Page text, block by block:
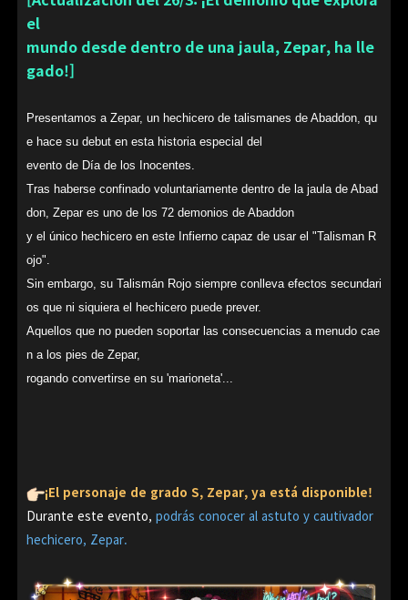
el
mundo desde dentro de una jaula, Zepar, ha lle
gado!]
Presentamos a Zepar, un hechicero de talismanes de Abaddon, qu
e hace su debut en esta historia especial del
evento de Día de los Inocentes.
Tras haberse confinado voluntariamente dentro de la jaula de Abad
don, Zepar es uno de los 72 demonios de Abaddon
y el único hechicero en este Infierno capaz de usar el "Talisman R
ojo".
Sin embargo, su Talismán Rojo siempre conlleva efectos secundari
os que ni siquiera el hechicero puede prever.
Aquellos que no pueden soportar las consecuencias a menudo cae
n a los pies de Zepar,
rogando convertirse en su 'marioneta'...
¡El personaje de grado S, Zepar, ya está disponible!
Durante este evento, podrás conocer al astuto y cautivador
hechicero, Zepar.